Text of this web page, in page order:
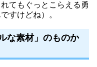
てもぐっとこらえる勇
すけどね）。
な素材」のものか